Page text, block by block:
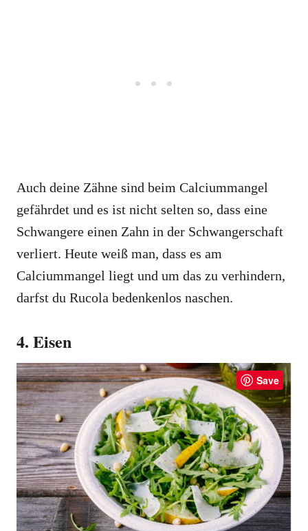
Auch deine Zähne sind beim Calciummangel
gefährdet und es ist nicht selten so, dass eine
Schwangere einen Zahn in der Schwangerschaft
verliert. Heute weiß man, dass es am
Calciummangel liegt und um das zu verhindern,
darfst du Rucola bedenkenlos naschen.
4. Eisen
Save